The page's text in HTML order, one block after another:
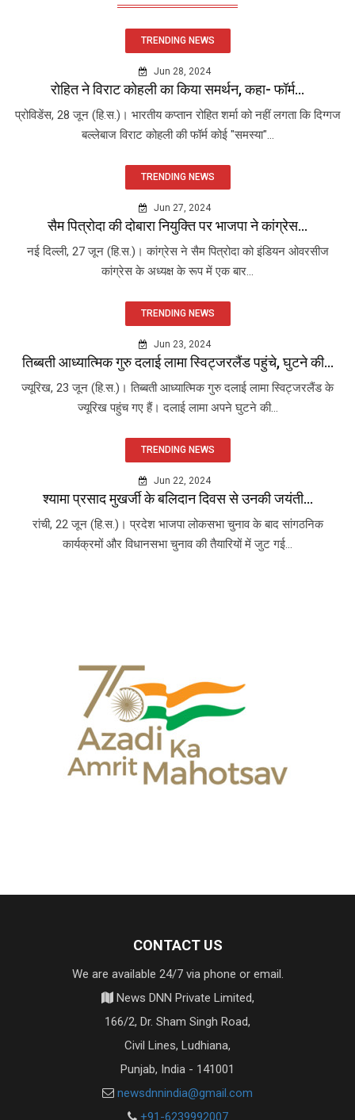
TRENDING NEWS
Jun 28, 2024
रोहित ने विराट कोहली का किया समर्थन, कहा- फॉर्म...
प्रोविडेंस, 28 जून (हि.स.)। भारतीय कप्तान रोहित शर्मा को नहीं लगता कि दिग्गज
बल्लेबाज विराट कोहली की फॉर्म कोई "समस्या"...
TRENDING NEWS
Jun 27, 2024
सैम पित्रोदा की दोबारा नियुक्ति पर भाजपा ने कांग्रेस...
नई दिल्ली, 27 जून (हि.स.)। कांग्रेस ने सैम पित्रोदा को इंडियन ओवरसीज
कांग्रेस के अध्यक्ष के रूप में एक बार...
TRENDING NEWS
Jun 23, 2024
तिब्बती आध्यात्मिक गुरु दलाई लामा स्विट्जरलैंड पहुंचे, घुटने की...
ज्यूरिख, 23 जून (हि.स.)। तिब्बती आध्यात्मिक गुरु दलाई लामा स्विट्जरलैंड के
ज्यूरिख पहुंच गए हैं। दलाई लामा अपने घुटने की...
TRENDING NEWS
Jun 22, 2024
श्यामा प्रसाद मुखर्जी के बलिदान दिवस से उनकी जयंती...
रांची, 22 जून (हि.स.)। प्रदेश भाजपा लोकसभा चुनाव के बाद सांगठनिक
कार्यक्रमों और विधानसभा चुनाव की तैयारियों में जुट गई...
CONTACT US
We are available 24/7 via phone or email.
News DNN Private Limited,
166/2, Dr. Sham Singh Road,
Civil Lines, Ludhiana,
Punjab, India - 141001
newsdnnindia@gmail.com
+91-6239992007